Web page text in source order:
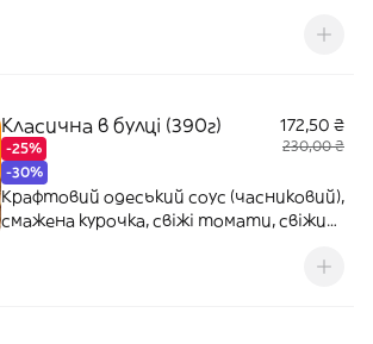
Класична в булці (390г)
-25%
-30%
172,50 ₴
230,00 ₴
Крафтовий одеський соус (часниковий),
смажена курочка, свіжі томати, свіжий